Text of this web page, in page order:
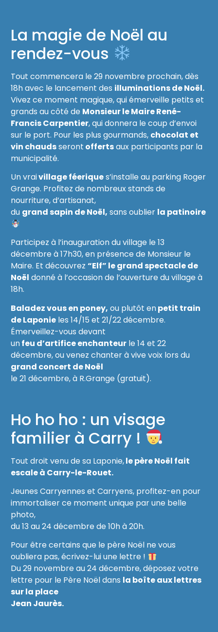
La magie de Noël au
rendez-vous
Tout commencera le 29 novembre prochain, dès
18h avec le lancement des illuminations de Noël.
Vivez ce moment magique, qui émerveille petits et
grands au côté de Monsieur le Maire René-
Francis Carpentier, qui donnera le coup d’envoi
sur le port. Pour les plus gourmands, chocolat et
vin chaudsseront offertsaux participants par la
municipalité.
Un vraivillage féeriques’installe au parking Roger
Grange. Profitez de nombreux stands de
nourriture, d’artisanat,
du grand sapin de Noël, sans oublier la patinoire
Participez à l’inauguration du village le 13
décembre à 17h30, en présence de Monsieur le
Maire. Et découvrez“Elf” le grand spectacle de
Noël donné à l’occasion de l’ouverture du village à
18h.
Baladez vous en poney, ou plutôt enpetit train
de Laponie les 14/15 et 21/22 décembre.
Émerveillez-vous devant
unfeu d’artifice enchanteur le 14 et 22
décembre, ou venez chanter à vive voix lors du
grand concert de Noël
le 21 décembre, à R.Grange (gratuit).
Ho ho ho : un visage
familier à Carry !
Tout droit venu de sa Laponie,le père Noël fait
escale à Carry-le-Rouet.
Jeunes Carryennes et Carryens, profitez-en pour
immortaliser ce moment unique par une belle
photo,
du 13 au 24 décembre de 10h à 20h.
Pour être certains que le père Noël ne vous
oubliera pas, écrivez-lui une lettre !
Du 29 novembre au 24 décembre, déposez votre
lettre pour le Père Noël dans la boîte aux lettres
sur la place
Jean Jaurès.